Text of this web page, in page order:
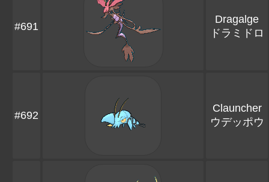
#691
Dragalge
ドラミドロ
#692
Clauncher
ウデッポウ